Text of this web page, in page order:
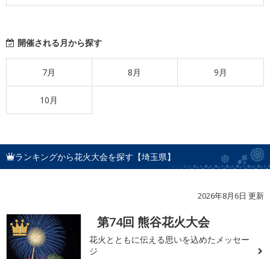
開催される月から探す
7月 8月 9月
10月
ランキングから花火大会を探す【埼玉県】
2026年8月6日 更新
1 第74回 熊谷花火大会
花火とともに伝える思いを込めたメッセー
ジ